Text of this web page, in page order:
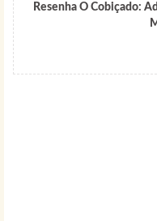
Resenha O Cobiçado: